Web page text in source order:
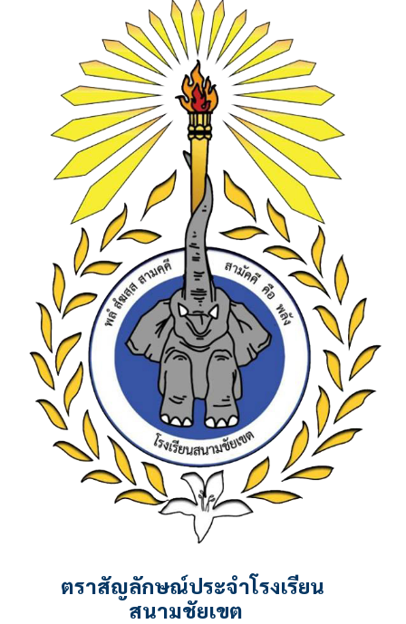
ตราสัญลักษณ์ประจำโรงเรียน
สนามชัยเขต